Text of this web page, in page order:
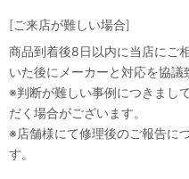
[ご来店が難しい場合]
商品到着後8日以内に当店にご
いた後にメーカーと対応を協議
※判断が難しい事例につきまし
だく場合がございます。
※店舗様にて修理後のご報告に
す。